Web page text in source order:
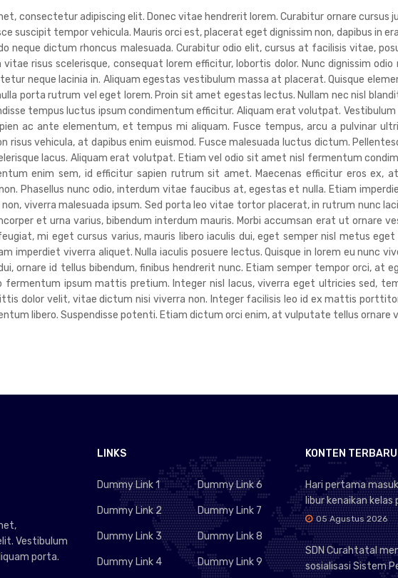
consectetur adipiscing elit. Donec vitae hendrerit lorem. Curabitur ornare cursus
suscipit tempor vehicula. Mauris orci est, placerat eget dignissim non, dapibus in
neque dictum rhoncus malesuada. Curabitur odio elit, cursus at facilisis vitae,
risus scelerisque, consequat lorem efficitur, lobortis dolor. Nunc dignissim
neque lacinia in. Aliquam egestas vestibulum massa at placerat. Quisque
porta rutrum vel eget lorem. Proin sit amet egestas lectus. Nullam nec nisl
tempus luctus ipsum condimentum efficitur. Aliquam erat volutpat.
ac ante elementum, et tempus mi aliquam. Fusce tempus, arcu a pulvinar
risus vehicula, at dapibus enim euismod. Fusce malesuada luctus dictum.
lacus. Aliquam erat volutpat. Etiam vel odio sit amet nisl fermentum
enim sem, id efficitur sapien rutrum sit amet. Maecenas efficitur eros ex,
Phasellus nunc odio, interdum vitae faucibus at, egestas et nulla. Etiam
non, viverra malesuada ipsum. Sed porta leo vitae tortor placerat, in rutrum nunc
et urna varius, bibendum interdum mauris. Morbi accumsan erat ut ornare
mi eget cursus varius, mauris libero iaculis dui, eget semper nisl metus
imperdiet viverra aliquet. Nulla iaculis posuere lectus. Quisque in lorem eu nunc
ornare id tellus bibendum, finibus hendrerit nunc. Etiam semper tempor orci, at
fermentum ipsum mattis pretium. Integer nisl lacus, viverra eget ultricies sed,
dolor velit, vitae dictum nisi viverra non. Integer facilisis leo id ex mattis
libero. Suspendisse potenti. Etiam dictum orci enim, at vulputate tellus ornare
Vestibulum
porta.
LINKS
Dummy Link 1
Dummy Link 2
Dummy Link 3
Dummy Link 4
Dummy Link 6
Dummy Link 7
Dummy Link 8
Dummy Link 9
KONTEN TERBARU
Hari pertama
libur kenaikan kelas
05 Agustus 2026
SDN Curahtatal
sosialisasi Sistem